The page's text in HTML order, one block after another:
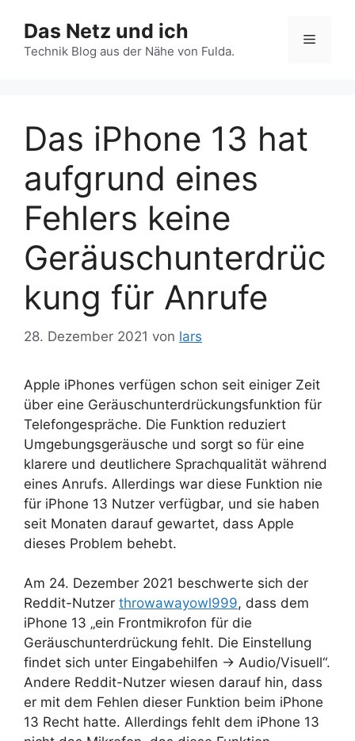
Inhalt
springen
Das Netz und ich
Technik Blog aus der Nähe von Fulda.
Menü
Das iPhone 13 hat
aufgrund eines
Fehlers keine
Geräuschunterdrüc
kung für Anrufe
28. Dezember 2021 von lars
Apple iPhones verfügen schon seit einiger Zeit
über eine Geräuschunterdrückungsfunktion für
Telefongespräche. Die Funktion reduziert
Umgebungsgeräusche und sorgt so für eine
klarere und deutlichere Sprachqualität während
eines Anrufs. Allerdings war diese Funktion nie
für iPhone 13 Nutzer verfügbar, und sie haben
seit Monaten darauf gewartet, dass Apple
dieses Problem behebt.
Am 24. Dezember 2021 beschwerte sich der
Reddit-Nutzer throwawayowl999, dass dem
iPhone 13 „ein Frontmikrofon für die
Geräuschunterdrückung fehlt. Die Einstellung
findet sich unter Eingabehilfen -> Audio/Visuell“.
Andere Reddit-Nutzer wiesen darauf hin, dass
er mit dem Fehlen dieser Funktion beim iPhone
13 Recht hatte. Allerdings fehlt dem iPhone 13